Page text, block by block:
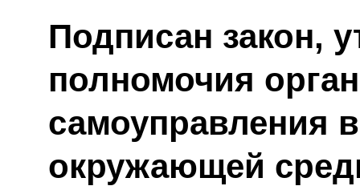
Подписан закон,
полномочия
самоуправления
окружающей